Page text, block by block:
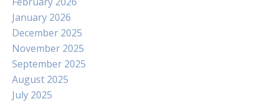
January 2026
December 2025
November 2025
September 2025
August 2025
July 2025